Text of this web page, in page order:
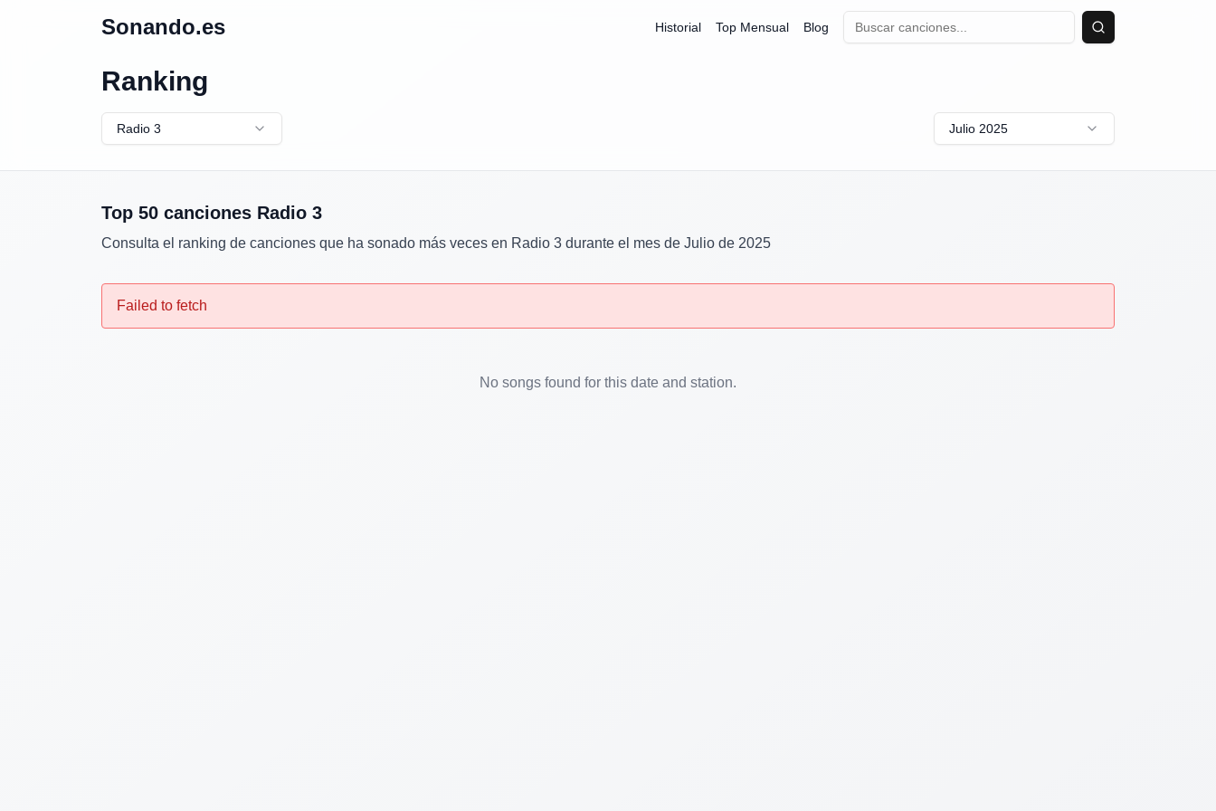
Sonando.es Historial Top Mensual Blog
Buscar
Ranking
Radio 3 Julio 2025
Top 50 canciones Radio 3
Consulta el ranking de canciones que ha sonado más veces en Radio 3 durante el mes de Julio de 2025
Failed to fetch
No songs found for this date and station.